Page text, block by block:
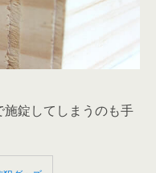
錠してしまうのも手